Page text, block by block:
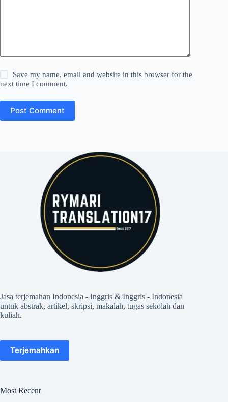
Save my name, email and website in this browser for the
next time I comment.
Post Comment
Jasa terjemahan Indonesia - Inggris & Inggris - Indonesia
untuk abstrak, artikel, skripsi, makalah, tugas sekolah dan
kuliah.
Terjemahkan
Most Recent